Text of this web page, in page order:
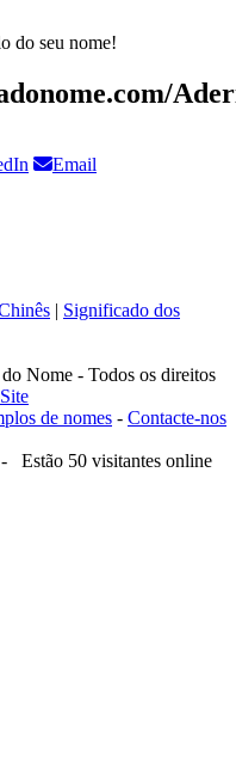
do seu nome!
Email
Significado dos
Nome - Todos os direitos
de nomes - Contacte-nos
- Estão 50 visitantes online